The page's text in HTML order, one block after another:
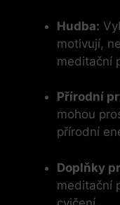
Hudba:
motivují,
meditační
Přírodní
mohou
přírodní
Doplňky
meditační